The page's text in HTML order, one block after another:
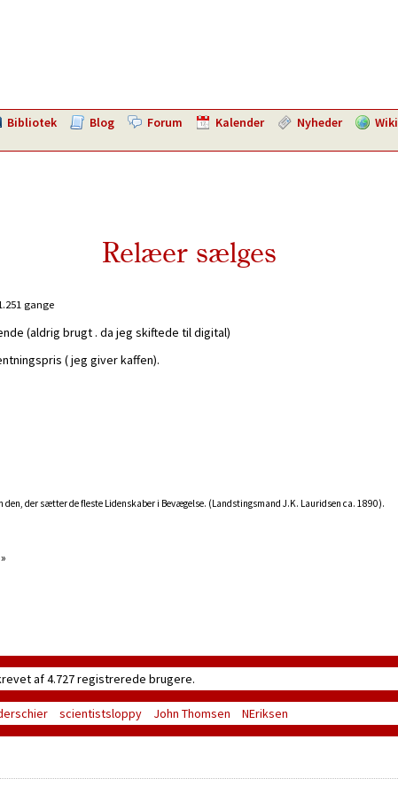
Bibliotek Blog Forum Kalender Nyheder Wiki
Relæer sælges
gange
(aldrig brugt . da jeg skiftede til digital)
( jeg giver kaffen).
der sætter de fleste Lidenskaber i Bevægelse. (Landstingsmand J.K. Lauridsen ca. 1890).
»
af 4.727 registrerede brugere.
scientistsloppy John Thomsen NEriksen